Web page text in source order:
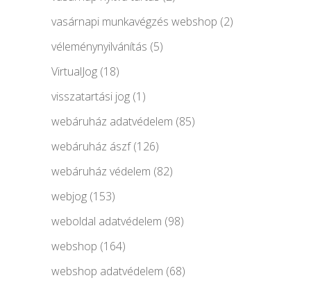
vasárnapi munkavégzés webshop (2)
véleménynyilvánítás (5)
VirtualJog (18)
visszatartási jog (1)
webáruház adatvédelem (85)
webáruház ászf(126)
webáruház védelem (82)
webjog (153)
weboldal adatvédelem (98)
webshop (164)
webshop adatvédelem (68)